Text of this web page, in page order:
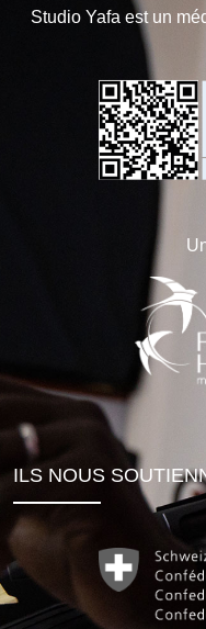
Studio Yafa est un
ILS NOUS